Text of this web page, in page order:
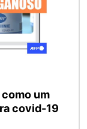
um
covid-19